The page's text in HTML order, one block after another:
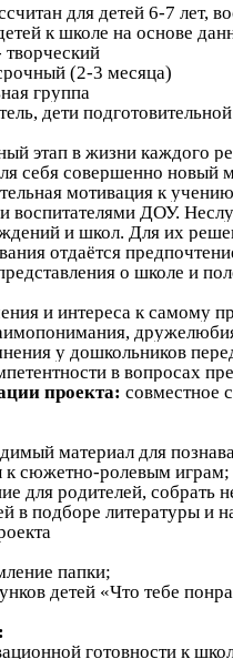
для детей 6-7 лет,
к школе на основе
творческий
(2-3 месяца)
группа
дети
этап в жизни каждого
себя совершенно новый
мотивация к
воспитателями ДОУ.
и школ. Для их
отдаётся
о школе и
и интереса к самому
у дошкольников
в вопросах
проекта: совместное
материал для
к сюжетно-ролевым играм;
для родителей,
в подборе литературы и
папки;
детей «Что тебе
готовности к